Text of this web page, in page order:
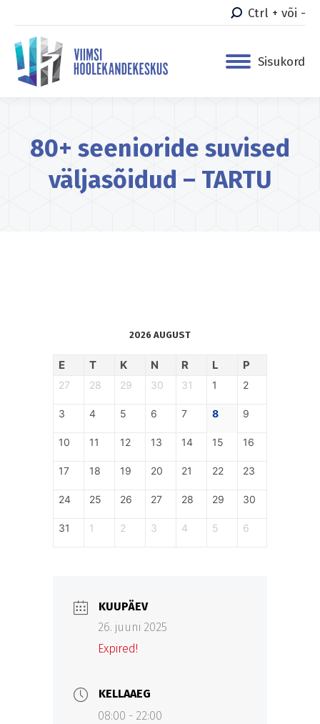
Ctrl + või -
Sisukord
80+ seenioride suvised
väljasõidud – TARTU
2026 AUGUST
E T K N R L P
27 28 29 30 31 1 2
3 4 5 6 7 8 9
10 11 12 13 14 15 16
17 18 19 20 21 22 23
24 25 26 27 28 29 30
31 1 2 3 4 5 6
KUUPÄEV
26. juuni 2025
Expired!
KELLAAEG
08:00 - 22:00